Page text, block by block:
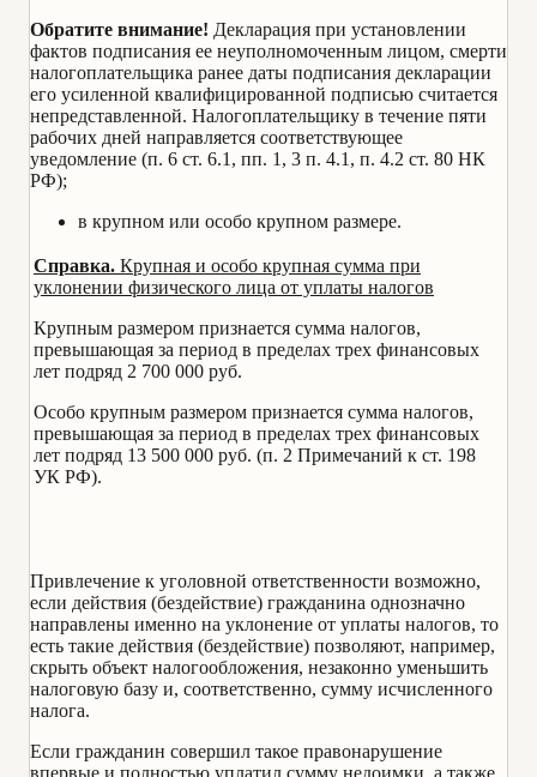
Обратите внимание! Декларация при установлении
фактов подписания ее неуполномоченным лицом, смерти
налогоплательщика ранее даты подписания декларации
его усиленной квалифицированной подписью считается
непредставленной. Налогоплательщику в течение пяти
рабочих дней направляется соответствующее
уведомление (п. 6 ст. 6.1, пп. 1, 3 п. 4.1, п. 4.2 ст. 80 НК
РФ);
в крупном или особо крупном размере.
Справка. Крупная и особо крупная сумма при
уклонении физического лица от уплаты налогов
Крупным размером признается сумма налогов,
превышающая за период в пределах трех финансовых
лет подряд 2 700 000 руб.
Особо крупным размером признается сумма налогов,
превышающая за период в пределах трех финансовых
лет подряд 13 500 000 руб. (п. 2 Примечаний к ст. 198
УК РФ).
Привлечение к уголовной ответственности возможно,
если действия (бездействие) гражданина однозначно
направлены именно на уклонение от уплаты налогов, то
есть такие действия (бездействие) позволяют, например,
скрыть объект налогообложения, незаконно уменьшить
налоговую базу и, соответственно, сумму исчисленного
налога.
Если гражданин совершил такое правонарушение
впервые и полностью уплатил сумму недоимки, а также